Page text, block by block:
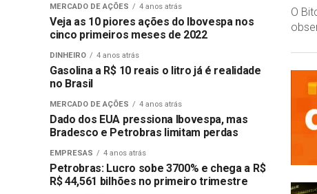
O
MERCADO DE AÇÕES 4 anos atrás
Veja as 10 piores ações do Ibovespa nos
cinco primeiros meses de 2022
DINHEIRO 4 anos atrás
Gasolina a R$ 10 reais o litro já é realidade
no Brasil
MERCADO DE AÇÕES 4 anos atrás
Dado dos EUA pressiona Ibovespa, mas
Bradesco e Petrobras limitam perdas
EMPRESAS 4 anos atrás
Petrobras: Lucro sobe 3700% e chega a R$
R$ 44,561 bilhões no primeiro trimestre